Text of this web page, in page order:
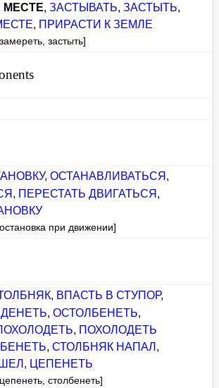
МЕСТЕ,ЗАСТЫВАТЬ,ЗАСТЫТЬ,
, ПРИРАСТИ К ЗЕМЛЕ
застыть]
, ОСТАНАВЛИВАТЬСЯ ,
, ПЕРЕСТАТЬ ДВИГАТЬСЯ ,
при движении]
, ВПАСТЬ В СТУПОР,
,ОСТОЛБЕНЕТЬ,
, ПОХОЛОДЕТЬ
,СТОЛБНЯК НАПАЛ ,
, ЦЕПЕНЕТЬ
столбенеть]